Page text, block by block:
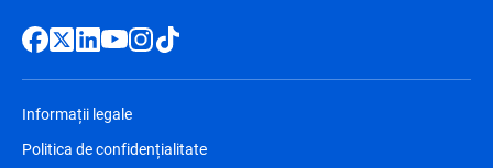
Informații legale
Politica de confidențialitate